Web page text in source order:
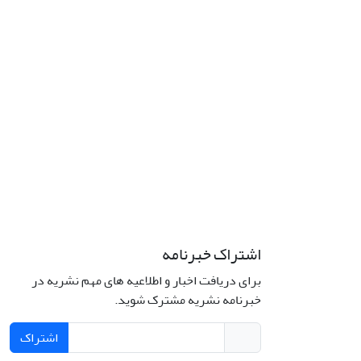
اشتراک خبرنامه
برای دریافت اخبار و اطلاعیه های مهم نشریه در
خبرنامه نشریه مشترک شوید.
اشتراک